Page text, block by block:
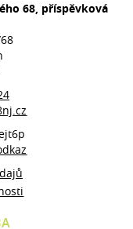
68, příspěvková